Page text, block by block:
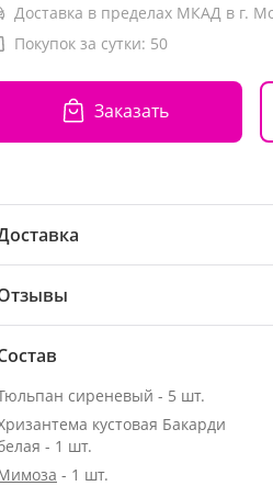
Доставка в пределах МКАД в г.
Покупок за сутки: 50
Заказать
сиреневый - 5 шт.
кустовая Бакарди
- 1 шт.
- 1 шт.